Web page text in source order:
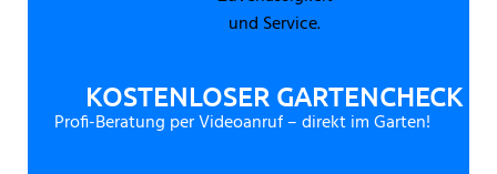
KOSTENLOSER GARTENCHECK
Profi-Beratung per Videoanruf – direkt im Garten!